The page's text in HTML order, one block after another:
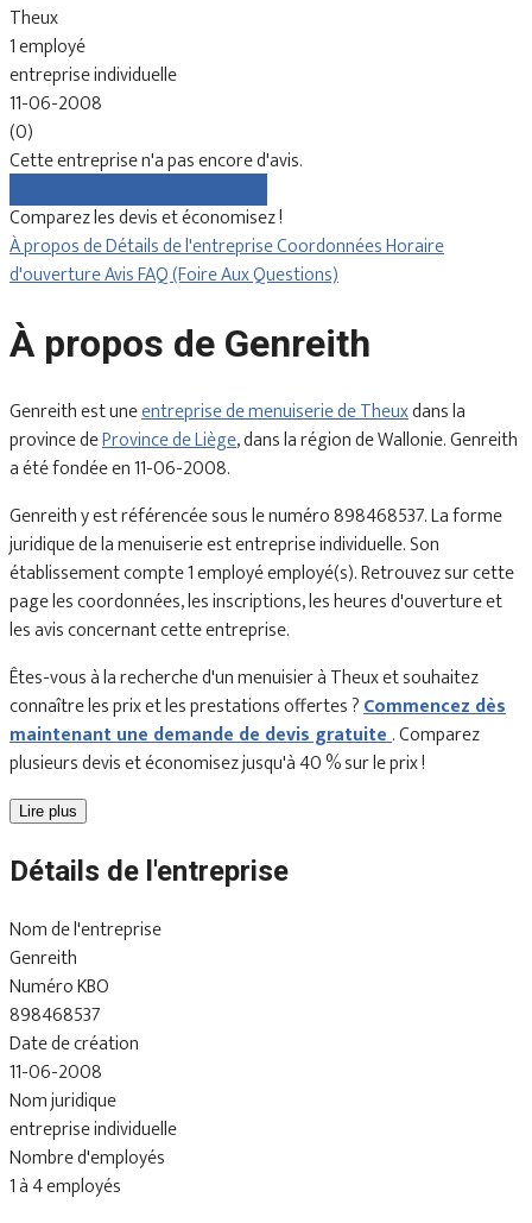
Theux
1 employé
entreprise individuelle
11-06-2008
(0)
Cette entreprise n'a pas encore d'avis.
Comparez les devis et économisez !
À propos deDétails de l'entrepriseCoordonnéesHoraire
d'ouvertureAvisFAQ (Foire Aux Questions)
À propos de Genreith
Genreith est uneentreprise de menuiserie de Theuxdans la
province deProvince de Liège, dans la région de Wallonie. Genreith
a été fondée en 11-06-2008.
Genreith y est référencée sous le numéro 898468537. La forme
juridique de la menuiserie est entreprise individuelle. Son
établissement compte 1 employé employé(s). Retrouvez sur cette
page les coordonnées, les inscriptions, les heures d'ouverture et
les avis concernant cette entreprise.
Êtes-vous à la recherche d'un menuisier à Theux et souhaitez
connaître les prix et les prestations offertes ?Commencez dès
maintenant une demande de devis gratuite. Comparez
plusieurs devis et économisez jusqu'à 40 % sur le prix !
Lire plus
Détails de l'entreprise
Nom de l'entreprise
Genreith
Numéro KBO
898468537
Date de création
11-06-2008
Nom juridique
entreprise individuelle
Nombre d'employés
1 à 4 employés